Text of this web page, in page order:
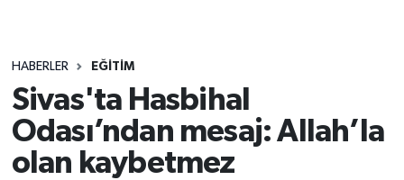
HABERLER EĞİTİM
Sivas'ta Hasbihal
Odası’ndan mesaj: Allah’la
olan kaybetmez
GÜNCEL
KÜLTÜR
Son Dakika Haberleri
Haber Arşivi